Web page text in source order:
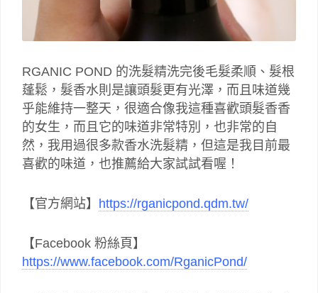
RGANIC POND 的洗髮精洗完後毛髮柔順、髮根
蓬鬆，髮香水則是讓頭髮更有光澤，而且味道幾
乎能維持一整天，很適合像我這種喜歡頭髮香香
的女生，而且它的味道非常特別，也非常的自
然，我用過很多款香水洗髮精，但這是我目前最
喜歡的味道，也推薦給大家試試看喔！
【官方網站】 https://rganicpond.qdm.tw/
【Facebook 粉絲頁】
https://www.facebook.com/RganicPond/